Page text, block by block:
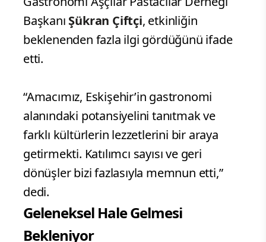
Başkanı Şükran Çiftçi, etkinliğin
beklenenden fazla ilgi gördüğünü ifade
etti.
“Amacımız, Eskişehir’in gastronomi
alanındaki potansiyelini tanıtmak ve
farklı kültürlerin lezzetlerini bir araya
getirmekti. Katılımcı sayısı ve geri
dönüşler bizi fazlasıyla memnun etti,”
dedi.
Geleneksel Hale Gelmesi
Bekleniyor